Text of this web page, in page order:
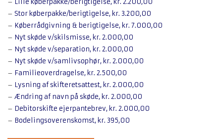
– Lille køberpakke/berigtigelse, kr. 2.200,00
– Stor køberpakke/berigtigelse, kr. 3.200,00
– Køberrådgivning & berigtigelse, kr. 7.000,00
– Nyt skøde v/skilsmisse, kr. 2.000,00
– Nyt skøde v/separation, kr. 2.000,00
– Nyt skøde v/samlivsophør, kr. 2.000,00
– Familieoverdragelse, kr. 2.500,00
– Lysning af skifteretsattest, kr. 2.000,00
– Ændring af navn på skøde, kr. 2.000,00
– Debitorskifte ejerpantebrev, kr. 2.000,00
– Bodelingsoverenskomst, kr. 395,00